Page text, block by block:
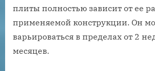
плиты полностью зависит от ее
применяемой конструкции. Он
варьироваться в пределах от 2
месяцев.